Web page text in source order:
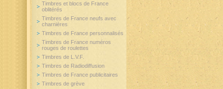
Timbres et blocs de France
oblitérés
Timbres de France neufs avec
charnières
Timbres de France personnalisés
Timbres de France numéros
rouges de roulettes
Timbres de L.V.F.
Timbres de Radiodiffusion
Timbres de France publicitaires
Timbres de grève